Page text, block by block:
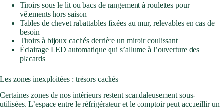
Tiroirs sous le lit ou bacs de rangement à roulettes pour
vêtements hors saison
Tables de chevet rabattables fixées au mur, relevables en cas de
besoin
Tiroirs à bijoux cachés derrière un miroir coulissant
Éclairage LED automatique qui s’allume à l’ouverture des
placards
Les zones inexploitées : trésors cachés
Certaines zones de nos intérieurs restent scandaleusement sous-
utilisées. L’espace entre le réfrigérateur et le comptoir peut accueillir un